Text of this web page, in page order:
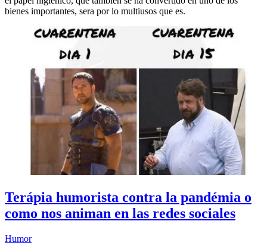
bienes importantes, sera por lo multiusos que es.
Terápia humorista contra la pandémia o
como nos animan en las redes sociales
Humor